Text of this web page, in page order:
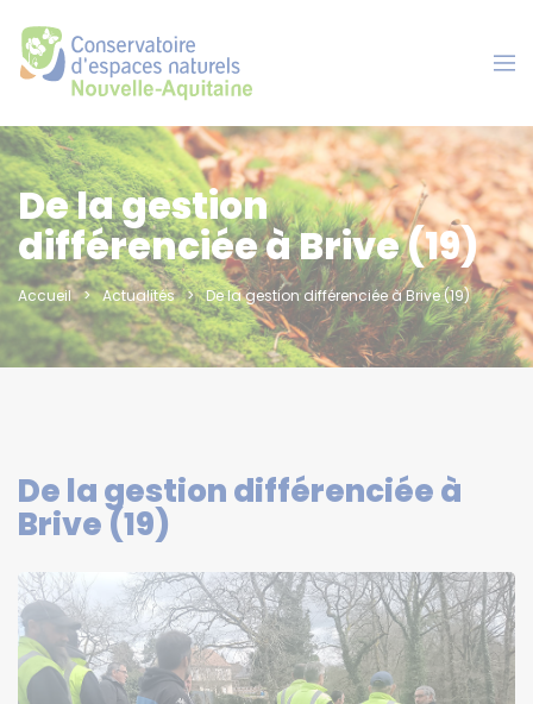
De la gestion
différenciée à Brive (19)
Accueil Actualités De la gestion différenciée à Brive (19)
De la gestion différenciée à
Brive (19)